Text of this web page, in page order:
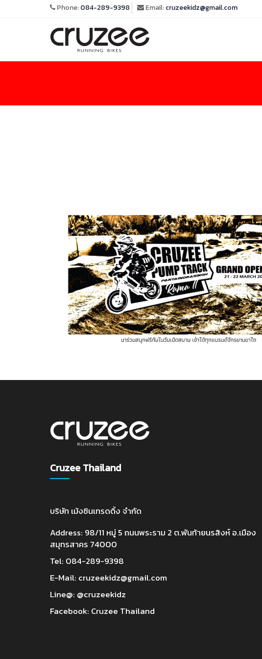
Phone:084-289-9398 Email:cruzeekidz@gmail.com
Cruzee Thailand
บริษัท เม้งซินเทรดดิ้ง จำกัด
Address: 98/11 หมู่ 5 ถนนพระราม 2 ต.พันท้ายนรสิงห์ อ.เมือง
สมุทรสาคร 74000
Tel: 084-289-9398
E-Mail: cruzeekidz@gmail.com
Line@: @cruzeekidz
Facebook: Cruzee Thailand